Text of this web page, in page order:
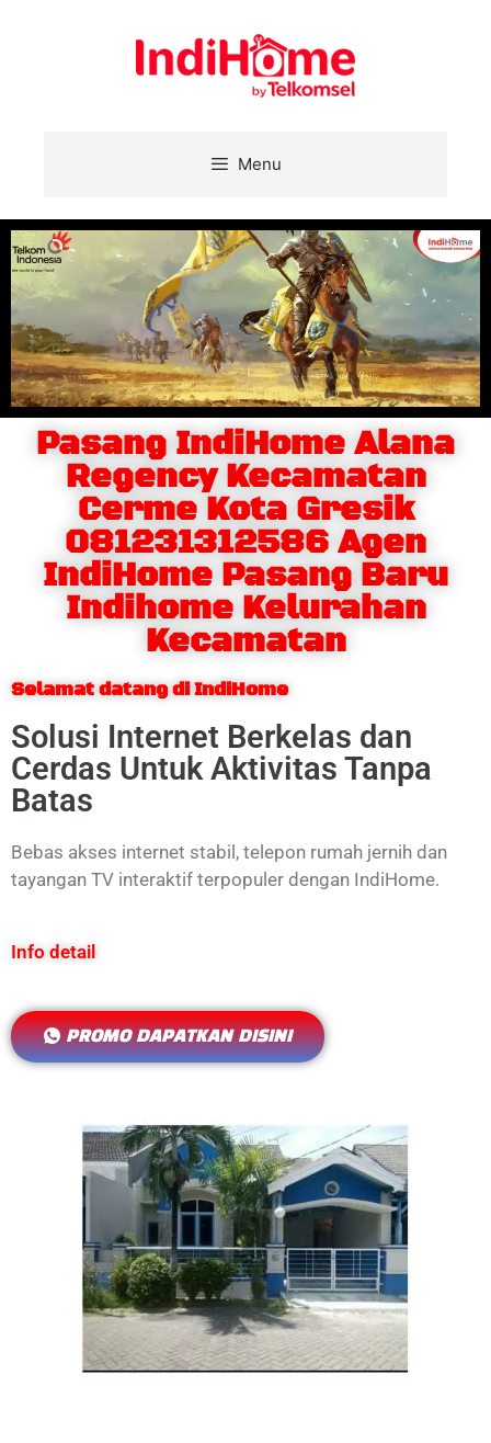
Menu
Pasang IndiHome Alana
Regency Kecamatan
Cerme Kota Gresik
081231312586 Agen
IndiHome Pasang Baru
Indihome Kelurahan
Kecamatan
Selamat datang di IndiHome
Solusi Internet Berkelas dan
Cerdas Untuk Aktivitas Tanpa
Batas
Bebas akses internet stabil, telepon rumah jernih dan
tayangan TV interaktif terpopuler dengan IndiHome.
Info detail
PROMO DAPATKAN DISINI